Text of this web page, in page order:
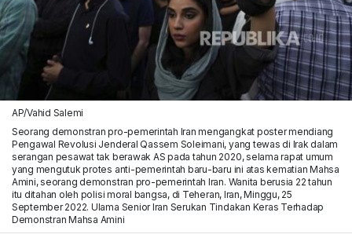
AP/Vahid Salemi
Seorang demonstran pro-pemerintah Iran mengangkat poster mendiang
Pengawal Revolusi Jenderal Qassem Soleimani, yang tewas di Irak dalam
serangan pesawat tak berawak AS pada tahun 2020, selama rapat umum
yang mengutuk protes anti-pemerintah baru-baru ini atas kematian Mahsa
Amini, seorang demonstran pro-pemerintah Iran. Wanita berusia 22 tahun
itu ditahan oleh polisi moral bangsa, di Teheran, Iran, Minggu, 25
September 2022. Ulama Senior Iran Serukan Tindakan Keras Terhadap
Demonstran Mahsa Amini